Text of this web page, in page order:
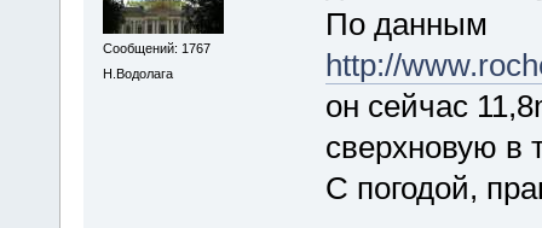
Сообщений: 1767
Н.Водолага
По данным
http://
он сейчас
сверхновую в
С погодой,